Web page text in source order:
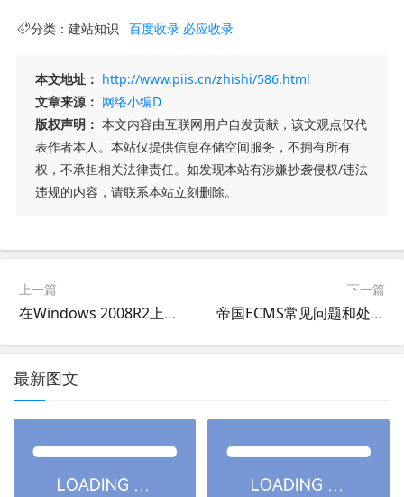
分类： 建站知识 百度收录 必应收录
本文地址： http://www.piis.cn/zhishi/586.html
文章来源： 网络小编D
版权声明： 本文内容由互联网用户自发贡献，该文观点仅代
表作者本人。本站仅提供信息存储空间服务，不拥有所有
权，不承担相关法律责任。如发现本站有涉嫌抄袭侵权/违法
违规的内容，请联系本站立刻删除。
上一篇
在Windows 2008R2上安装主机系统
下一篇
帝国ECMS常见问题和处理
最新图文